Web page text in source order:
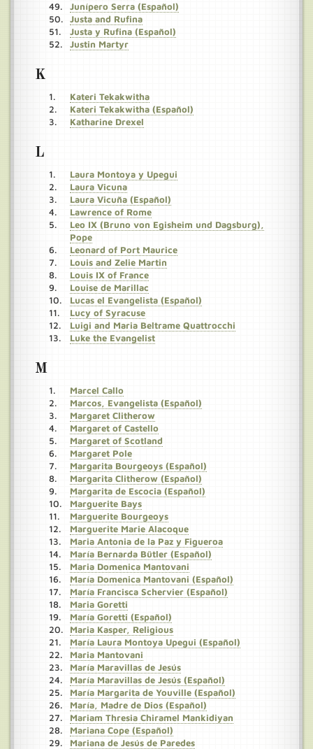
Junípero Serra (Español)
Justa and Rufina
Justa y Rufina (Español)
Justin Martyr
K
Kateri Tekakwitha
Kateri Tekakwitha (Español)
Katharine Drexel
L
Laura Montoya y Upegui
Laura Vicuna
Laura Vicuña (Español)
Lawrence of Rome
Leo IX (Bruno von Egisheim und Dagsburg),
Pope
Leonard of Port Maurice
Louis and Zelie Martin
Louis IX of France
Louise de Marillac
Lucas el Evangelista (Español)
Lucy of Syracuse
Luigi and Maria Beltrame Quattrocchi
Luke the Evangelist
M
Marcel Callo
Marcos, Evangelista (Español)
Margaret Clitherow
Margaret of Castello
Margaret of Scotland
Margaret Pole
Margarita Bourgeoys (Español)
Margarita Clitherow (Español)
Margarita de Escocia (Español)
Marguerite Bays
Marguerite Bourgeoys
Marguerite Marie Alacoque
Maria Antonia de la Paz y Figueroa
María Bernarda Bütler (Español)
Maria Domenica Mantovani
María Domenica Mantovani (Español)
María Francisca Schervier (Español)
Maria Goretti
María Goretti (Español)
Maria Kasper, Religious
María Laura Montoya Upegui (Español)
Maria Mantovani
María Maravillas de Jesús
María Maravillas de Jesús (Español)
María Margarita de Youville (Español)
María, Madre de Dios (Español)
Mariam Thresia Chiramel Mankidiyan
Mariana Cope (Español)
Mariana de Jesús de Paredes